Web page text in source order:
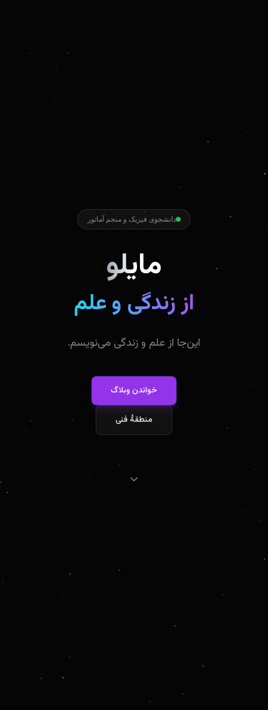
دانشجوی فیزیک و منجم آماتور
مایلو
از زندگی و علم
این‌جا از علم و زندگی می‌نویسم.
خواندن وبلاگ
منطقهٔ فنی